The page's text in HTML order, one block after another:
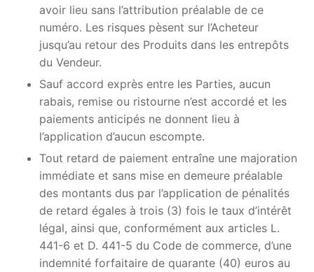
avoir lieu sans l’attribution préalable de ce
numéro. Les risques pèsent sur l’Acheteur
jusqu’au retour des Produits dans les entrepôts
du Vendeur.
Sauf accord exprès entre les Parties, aucun
rabais, remise ou ristourne n’est accordé et les
paiements anticipés ne donnent lieu à
l’application d’aucun escompte.
Tout retard de paiement entraîne une majoration
immédiate et sans mise en demeure préalable
des montants dus par l’application de pénalités
de retard égales à trois (3) fois le taux d’intérêt
légal, ainsi que, conformément aux articles L.
441-6 et D. 441-5 du Code de commerce, d’une
indemnité forfaitaire de quarante (40) euros au